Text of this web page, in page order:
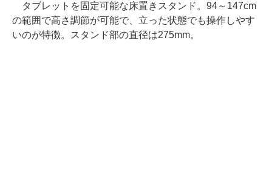
タブレットを固定可能な床置きスタンド。94～147cm
の範囲で高さ調節が可能で、立った状態でも操作しやす
いのが特徴。スタンド部の直径は275mm。